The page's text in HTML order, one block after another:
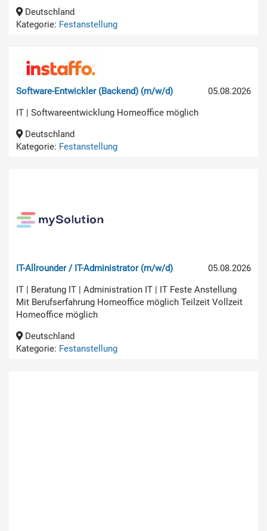
Deutschland
Kategorie: Festanstellung
05.08.2026
Software-Entwickler (Backend) (m/w/d)
IT | Softwareentwicklung Homeoffice möglich
Deutschland
Kategorie: Festanstellung
05.08.2026
IT-Allrounder / IT-Administrator (m/w/d)
IT | Beratung IT | Administration IT | IT Feste Anstellung
Mit Berufserfahrung Homeoffice möglich Teilzeit Vollzeit
Homeoffice möglich
Deutschland
Kategorie: Festanstellung